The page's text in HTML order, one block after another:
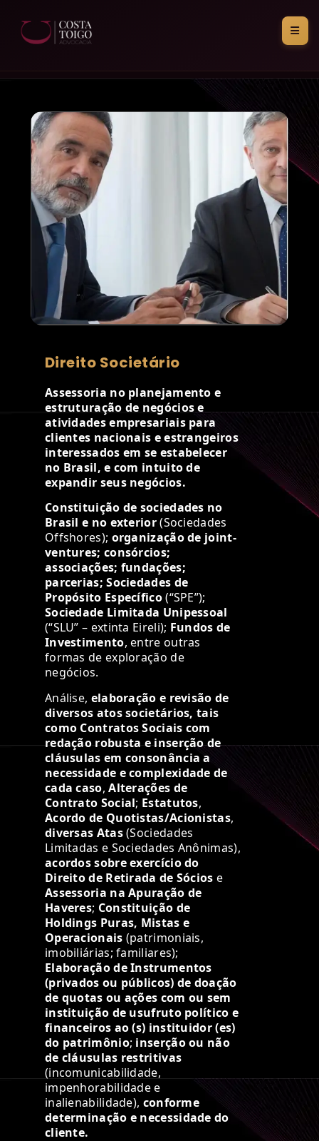
Direito Societário
Assessoria no planejamento e
estruturação de negócios e
atividades empresariais para
clientes nacionais e estrangeiros
interessados em se estabelecer
no Brasil, e com intuito de
expandir seus negócios.
Constituição de sociedades no
Brasil e no exterior(Sociedades
Offshores); organização de joint-
ventures; consórcios;
associações; fundações;
parcerias; Sociedades de
Propósito Específico(“SPE”);
Sociedade Limitada Unipessoal
(“SLU” – extinta Eireli); Fundos de
Investimento, entre outras
formas de exploração de
negócios.
Análise, elaboração e revisão de
diversos atos societários, tais
como Contratos Sociais com
redação robusta e inserção de
cláusulas em consonância a
necessidade e complexidade de
cada caso,Alterações de
Contrato Social; Estatutos,
Acordo de Quotistas/Acionistas,
diversas Atas(Sociedades
Limitadas e Sociedades Anônimas),
acordos sobre exercício do
Direito de Retirada de Sócios e
Assessoria na Apuração de
Haveres; Constituição de
Holdings Puras, Mistas e
Operacionais (patrimoniais,
imobiliárias; familiares);
Elaboração de Instrumentos
(privados ou públicos) de doação
de quotas ou ações com ou sem
instituição de usufruto político e
financeiros ao (s) instituidor (es)
do patrimônio; inserção ou não
de cláusulas restritivas
(incomunicabilidade,
impenhorabilidade e
inalienabilidade), conforme
determinação e necessidade do
cliente.